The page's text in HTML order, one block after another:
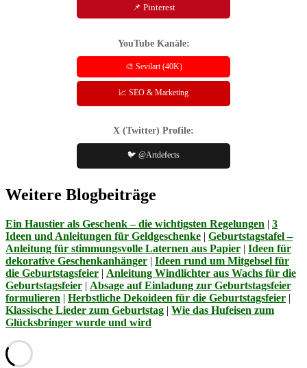
📌 Pinterest
YouTube Kanäle:
🎨 Sevilart (40K)
📈 SEO & Marketing
X (Twitter) Profile:
🐦 @Artdefects
Weitere Blogbeiträge
Ein Haustier als Geschenk – die wichtigsten Regelungen | 3
Ideen und Anleitungen für Geldgeschenke | Geburtstagstafel –
Anleitung für stimmungsvolle Laternen aus Papier | Ideen für
dekorative Geschenkanhänger | Ideen rund um Mitgebsel für
die Geburtstagsfeier | Anleitung Windlichter aus Wachs für die
Geburtstagsfeier | Absage auf Einladung zur Geburtstagsfeier
formulieren | Herbstliche Dekoideen für die Geburtstagsfeier |
Klassische Lieder zum Geburtstag | Wie das Hufeisen zum
Glücksbringer wurde und wird